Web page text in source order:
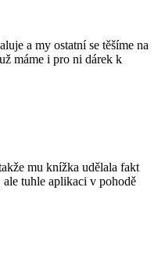
a my ostatní se těšíme na
máme i pro ni dárek k
mu knížka udělala fakt
tuhle aplikaci v pohodě